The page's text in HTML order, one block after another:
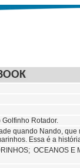
Rotador.
quando Nando,
Essa é a
OCEANOS E